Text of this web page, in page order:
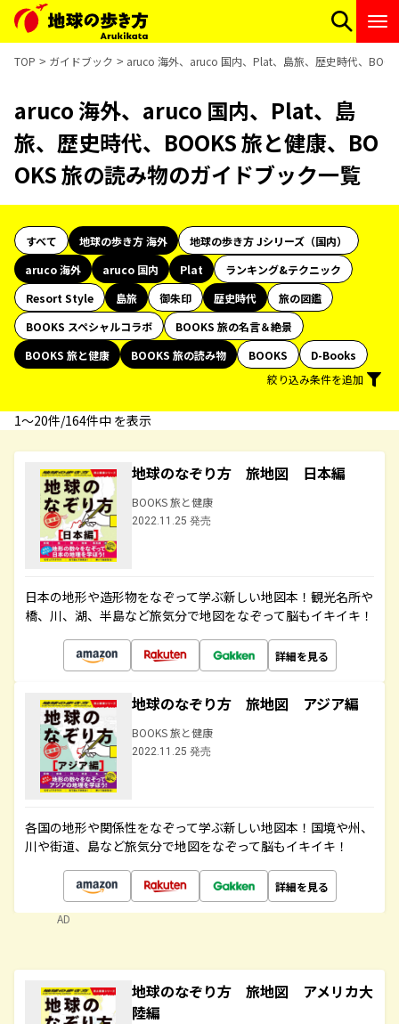
TOP ガイドブック aruco 海外、aruco 国内、Plat、島旅、歴史時代、
aruco 海外、aruco 国内、Plat、島
旅、歴史時代、BOOKS 旅と健康、BO
OKS 旅の読み物のガイドブック一覧
すべて 地球の歩き方 海外
地球の歩き方 Jシリーズ（国内）
aruco 海外
aruco 国内 Plat
ランキング&テクニック
Resort Style
島旅 御朱印 歴史時代
旅の図鑑
BOOKS スペシャルコラボ
BOOKS 旅の名言＆絶景
BOOKS 旅と健康
BOOKS 旅の読み物 BOOKS
D-Books
絞り込み条件を追加
1〜20件/164件中 を表示
地球のなぞり方 旅地図 日本編
BOOKS 旅と健康
2022.11.25 発売
日本の地形や造形物をなぞって学ぶ新しい地図本！観光名所や
橋、川、湖、半島など旅気分で地図をなぞって脳もイキイキ！
詳細を見る
地球のなぞり方 旅地図 アジア編
BOOKS 旅と健康
2022.11.25 発売
各国の地形や関係性をなぞって学ぶ新しい地図本！国境や州、
川や街道、島など旅気分で地図をなぞって脳もイキイキ！
詳細を見る
AD
地球のなぞり方 旅地図 アメリカ大
陸編